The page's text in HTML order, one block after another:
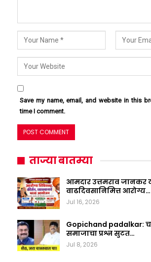
Save my name, email, and website in this
time I comment.
ताज्या बातम्या
आमदार उत्तमराव जानकर
वाढदिवसानिमित्त आरोग्य…
Jul 16, 2026
Gopichand padalkar:
समाजाचा प्रश्न सुटत…
Jul 8, 2026